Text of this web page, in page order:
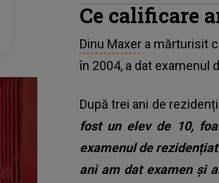
Ce calificare
Dinu Maxera mărturisit
în 2004, a dat examenul
După trei ani de
fost un elev de 10,
examenul de
ani am dat examen și